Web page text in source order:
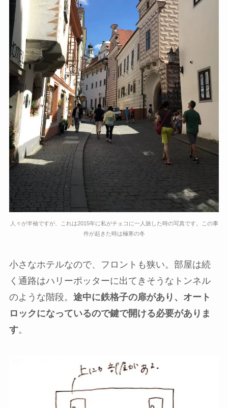
人々が半袖ですが、これは2015年に私がチェコに一人旅した時の写真です。この事
件が起きた時は極寒の冬
小さなホテルなので、フロントも狭い。部屋は続
く通路はハリーポッターに出てきそうなトンネル
のような階段。 途中に鉄格子の扉があり、オート
ロックになっているので鍵で開ける必要がありま
す。